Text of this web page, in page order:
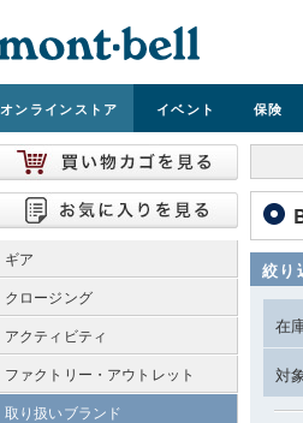
オンラインストア イベント 保険
絞り
在
対
ギア
クロージング
アクティビティ
ファクトリー・アウトレット
取り扱いブランド